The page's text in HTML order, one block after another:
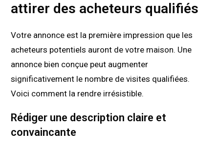
attirer des acheteurs qualifiés
Votre annonce est la première impression que les
acheteurs potentiels auront de votre maison. Une
annonce bien conçue peut augmenter
significativement le nombre de visites qualifiées.
Voici comment la rendre irrésistible.
Rédiger une description claire et
convaincante